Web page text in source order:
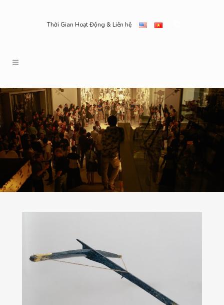
Thời Gian Hoạt Động & Liên hệ